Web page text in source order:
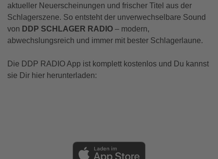
aktueller Neuerscheinungen und frischer Titel aus der
Schlagerszene. So entsteht der unverwechselbare Sound
von DDP SCHLAGER RADIO – modern,
abwechslungsreich und immer mit bester Schlagerlaune.
Die DDP RADIO App ist komplett kostenlos und Du kannst
sie Dir hier herunterladen: